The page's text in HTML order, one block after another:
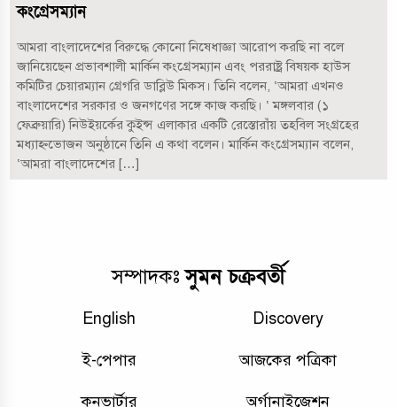
কংগ্রেসম্যান
আমরা বাংলাদেশের বিরুদ্ধে কোনো নিষেধাজ্ঞা আরোপ করছি না বলে
জানিয়েছেন প্রভাবশালী মার্কিন কংগ্রেসম্যান এবং পররাষ্ট্র বিষয়ক হাউস
কমিটির চেয়ারম্যান গ্রেগরি ডাব্লিউ মিকস। তিনি বলেন, ‘আমরা এখনও
বাংলাদেশের সরকার ও জনগণের সঙ্গে কাজ করছি। ‘ মঙ্গলবার (১
ফেব্রুয়ারি) নিউইয়র্কের কুইন্স এলাকার একটি রেস্তোরাঁয় তহবিল সংগ্রহের
মধ্যাহ্নভোজন অনুষ্ঠানে তিনি এ কথা বলেন। মার্কিন কংগ্রেসম্যান বলেন,
‘আমরা বাংলাদেশের […]
সম্পাদকঃসুমন চক্রবর্তী
English Discovery
ই-পেপার আজকের পত্রিকা
কনভার্টার অর্গানাইজেশন